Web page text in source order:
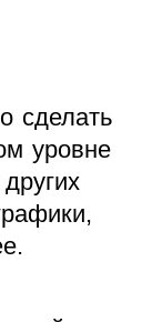
сделать
уровне